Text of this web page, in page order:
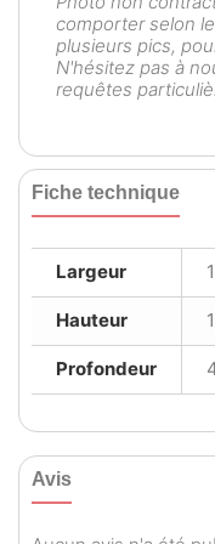
comporter selon
plusieurs pics,
N'hésitez pas à
requêtes
Fiche technique
Largeur
Hauteur
Profondeur
Avis